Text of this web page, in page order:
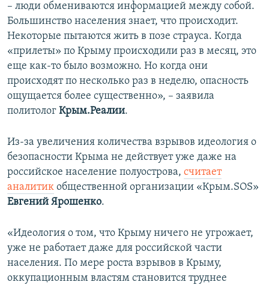
– люди обмениваются информацией между собой.
Большинство населения знает, что происходит.
Некоторые пытаются жить в позе страуса. Когда
«прилеты» по Крыму происходили раз в месяц, это
еще как-то было возможно. Но когда они
происходят по несколько раз в неделю, опасность
ощущается более существенно», – заявила
политолог Крым.Реалии.
Из-за увеличения количества взрывов идеология о
безопасности Крыма не действует уже даже на
российское население полуострова, считает
аналитик общественной организации «Крым.SOS»
Евгений Ярошенко.
«Идеология о том, что Крыму ничего не угрожает,
уже не работает даже для российской части
населения. По мере роста взрывов в Крыму,
оккупационным властям становится труднее